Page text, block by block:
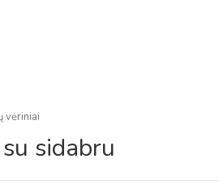
vėriniai
sidabru